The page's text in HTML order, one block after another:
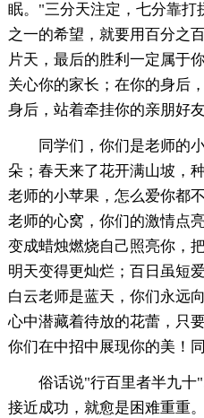
眠。"三分天注定，七分靠打
之一的希望，就要用百分之
片天，最后的胜利一定属于
关心你的家长；在你的身后
身后，站着牵挂你的亲朋好友
同学们，你们是老师的
朵；春天来了花开满山坡，
老师的小苹果，怎么爱你都
老师的心窝，你们的激情点
变成蜡烛燃烧自己照亮你，
明天变得更灿烂；百日虽短
白云老师是蓝天，你们永远
心中潜藏着待放的花蕾，只
你们在中招中展现你的美！
俗话说"行百里者半九十
接近成功，就愈是困难重重